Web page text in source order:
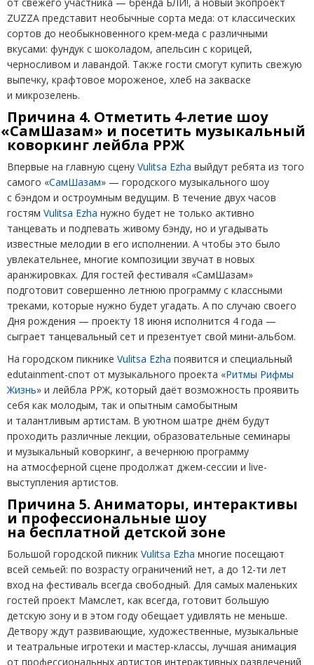
ZUZZA представит необычные сорта меда: от классических
сортов до необыкновенного крем-меда с различными
вкусами: фундук с шоколадом, апельсин с корицей,
черносливом и лавандой. Также гости смогут купить свежую
выпечку, крафтовое мороженое, хлеб на закваске
и микрозелень.
Причина 4. Отметить 4-летие шоу
«СамШазам» и посетить музыкальный
коворкинг лейбла РРЖ
Впервые на главную сцену Vulitsa Ezha выйдут ребята из того
самого «СамШазам» — городского музыкального шоу
с бэндом и остроумным ведущим. В течение двух часов
гостям Vulitsa Ezha нужно будет не только активно
танцевать и подпевать живому бэнду, но и угадывать
известные мелодии в его исполнении. А чтобы это было
увлекательнее, многие композиции звучат в новых
аранжировках. Для гостей фестиваля «СамШазам»
подготовит совершенно летнюю программу с классными
треками, которые нужно будет угадать. А по случаю своего
Дня рождения — проекту 18 июня исполнится 4 года —
сыграет танцевальный сет и презентует свой мини-альбом.
На городском пикнике Vulitsa Ezha появится и специальный
edutainment-спот от музыкального проекта «Ритмы Рифмы
Жизнь» и лейбла РРЖ, который даёт возможность проявить
себя как молодым, так и опытным самобытным
и талантливым артистам. В уютном шатре днём будут
проходить различные лекции, образовательные семинары
и музыкальный коворкинг, а вечернюю программу
на атмосферной сцене продолжат джем-сессии и live-
выступления артистов.
Причина 5. Аниматоры, интерактивы
и профессиональные шоу
на бесплатной детской зоне
Большой городской пикник Vulitsa Ezha многие посещают
всей семьей: по возрасту ограничений нет, а до 12-ти лет
вход на фестиваль всегда свободный. Для самых маленьких
гостей проект Мамслет, как всегда, готовит большую
детскую зону и в этом году обещает удивлять не меньше.
Детвору ждут развивающие, художественные, музыкальные
и театральные игротеки и мастер-классы, лучшая анимация
от профессиональных артистов интерактивных развлечений